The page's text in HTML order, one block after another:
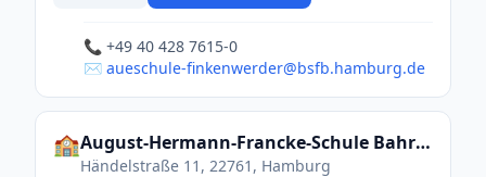
📞 +49 40 428 7615-0
✉️ aueschule-finkenwerder@bsfb.hamburg.de
🏫 August-Hermann-Francke-Schule Bahrenfeld
Händelstraße 11, 22761, Hamburg